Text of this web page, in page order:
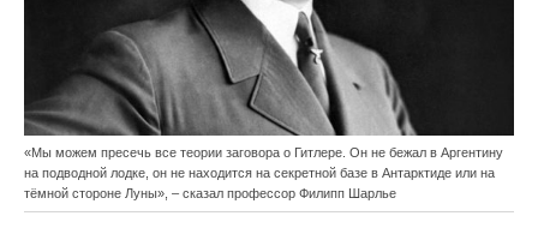
«Мы можем пресечь все теории заговора о Гитлере. Он не бежал в Аргентину
на подводной лодке, он не находится на секретной базе в Антарктиде или на
тёмной стороне Луны», – сказал профессор Филипп Шарлье